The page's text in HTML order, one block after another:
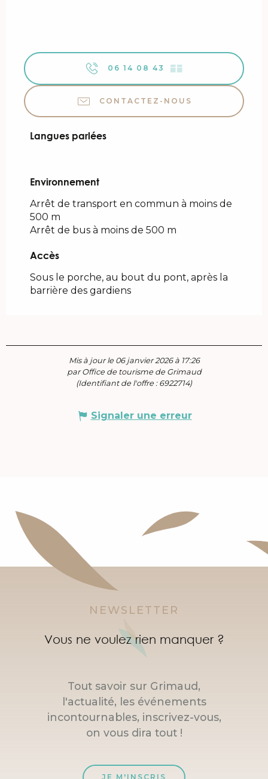
06 14 08 43 ▒▒
CONTACTEZ-NOUS
Langues parlées
Langues parlées
Environnement
Environnement
Arrêt de transport en commun à moins de
500 m
Arrêt de bus à moins de 500 m
Accès
Accès
Sous le porche, au bout du pont, après la
barrière des gardiens
Mis à jour le 06 janvier 2026 à 17:26
par Office de tourisme de Grimaud
(Identifiant de l'offre : 6922714)
Signaler une erreur
NEWSLETTER
Vous ne voulez rien manquer ?
Tout savoir sur Grimaud,
l'actualité, les événements
incontournables, inscrivez-vous,
on vous dira tout !
JE M'INSCRIS